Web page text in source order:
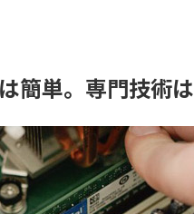
簡単。専門技術